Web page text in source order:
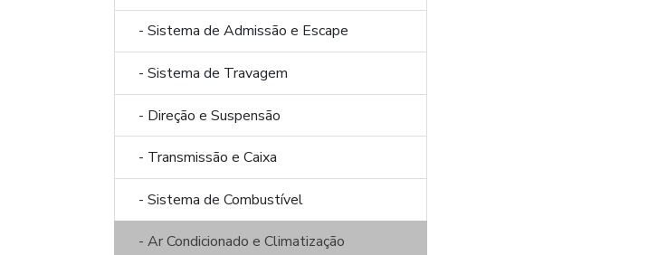
- Sistema de Admissão e Escape
- Sistema de Travagem
- Direção e Suspensão
- Transmissão e Caixa
- Sistema de Combustível
- Ar Condicionado e Climatização